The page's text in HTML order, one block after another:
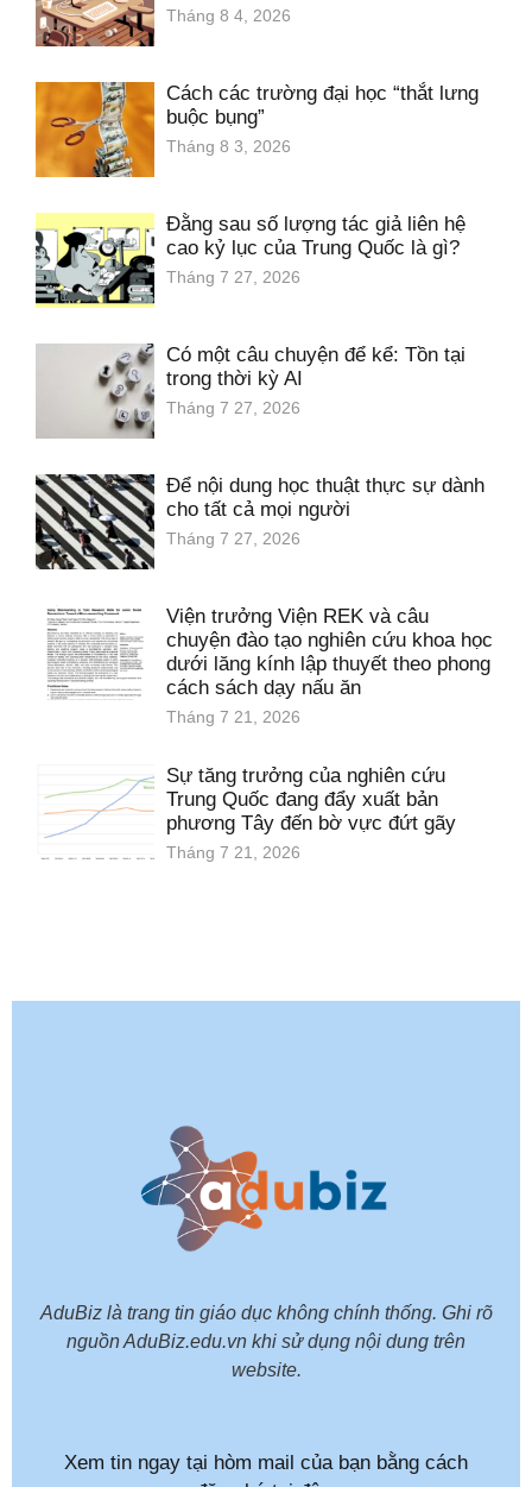
Tháng 8 4, 2026
Cách các trường đại học “thắt lưng
buộc bụng”
Tháng 8 3, 2026
Đằng sau số lượng tác giả liên hệ
cao kỷ lục của Trung Quốc là gì?
Tháng 7 27, 2026
Có một câu chuyện để kể: Tồn tại
trong thời kỳ AI
Tháng 7 27, 2026
Để nội dung học thuật thực sự dành
cho tất cả mọi người
Tháng 7 27, 2026
Viện trưởng Viện REK và câu
chuyện đào tạo nghiên cứu khoa học
dưới lăng kính lập thuyết theo phong
cách sách dạy nấu ăn
Tháng 7 21, 2026
Sự tăng trưởng của nghiên cứu
Trung Quốc đang đẩy xuất bản
phương Tây đến bờ vực đứt gãy
Tháng 7 21, 2026
AduBiz là trang tin giáo dục không chính thống. Ghi rõ
nguồn AduBiz.edu.vn khi sử dụng nội dung trên
website.
Xem tin ngay tại hòm mail của bạn bằng cách